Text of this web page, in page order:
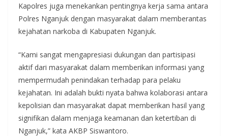
Kapolres juga menekankan pentingnya kerja sama antara
Polres Nganjuk dengan masyarakat dalam memberantas
kejahatan narkoba di Kabupaten Nganjuk.
“Kami sangat mengapresiasi dukungan dan partisipasi
aktif dari masyarakat dalam memberikan informasi yang
mempermudah penindakan terhadap para pelaku
kejahatan. Ini adalah bukti nyata bahwa kolaborasi antara
kepolisian dan masyarakat dapat memberikan hasil yang
signifikan dalam menjaga keamanan dan ketertiban di
Nganjuk,” kata AKBP Siswantoro.